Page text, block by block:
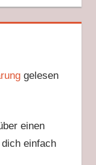
gelesen
einen
einfach